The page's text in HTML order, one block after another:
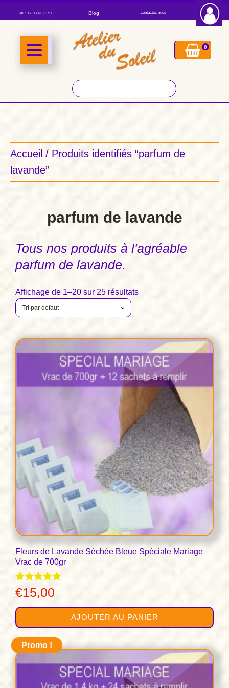
Tel : 06 83 41 16 91 Blog contactez nous
0
Accueil / Produits identifiés “parfum de
lavande”
parfum de lavande
Tous nos produits à l'agréable
parfum de lavande.
Affichage de 1–20 sur 25 résultats
Fleurs de Lavande Séchée Bleue Spéciale Mariage
Vrac de 700gr
Note
5.00
sur 5
€15,00
AJOUTER AU PANIER
Promo !